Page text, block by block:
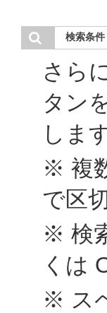
検索条件
さら
タン
しま
※ 複
で区
※ 検
くは
※ ス